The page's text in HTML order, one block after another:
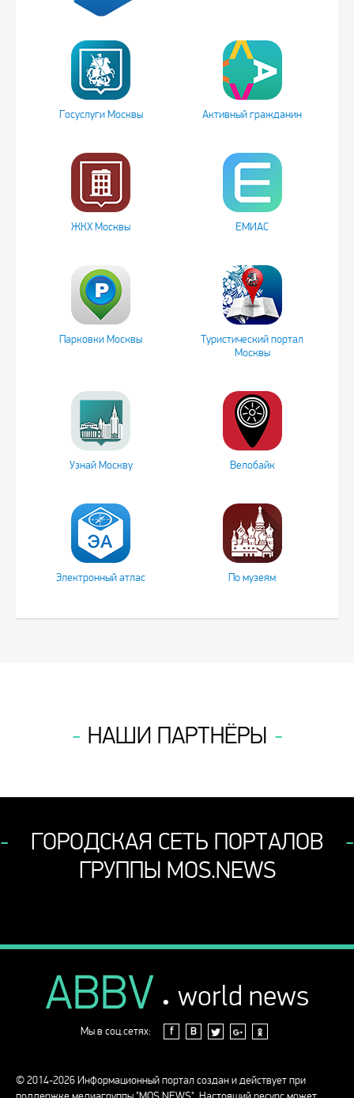
Госуслуги Москвы Активный гражданин
ЖКХ Москвы ЕМИАС
Парковки Москвы
Туристический портал
Москвы
Узнай Москву Велобайк
Электронный атлас По музеям
НАШИ ПАРТНЁРЫ
ГОРОДСКАЯ СЕТЬ ПОРТАЛОВ
ГРУППЫ MOS.NEWS
ABBV . world news
Мы в соц.сетях: f В
© 2014-2026 Информационный портал создан и действует при